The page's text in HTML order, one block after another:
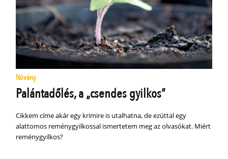
Növény
Palántadőlés, a „csendes gyilkos”
Cikkem címe akár egy krimire is utalhatna, de ezúttal egy
alattomos reménygyilkossal ismertetem meg az olvasókat. Miért
reménygyilkos?